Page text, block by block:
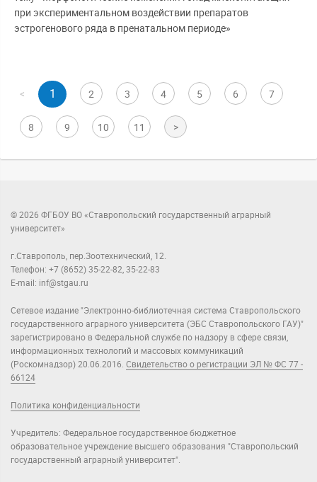
при экспериментальном воздействии препаратов
эстрогенового ряда в пренатальном периоде»
< 1 2 3 4 5 6 7
8 9 10 11 >
© 2026 ФГБОУ ВО «Ставропольский государственный аграрный
университет»
г.Ставрополь, пер.Зоотехнический, 12.
Телефон: +7 (8652) 35-22-82, 35-22-83
E-mail: inf@stgau.ru
Сетевое издание "Электронно-библиотечная система Ставропольского
государственного аграрного университета (ЭБС Ставропольского ГАУ)"
зарегистрировано в Федеральной службе по надзору в сфере связи,
информационных технологий и массовых коммуникаций
(Роскомнадзор) 20.06.2016. Свидетельство о регистрации ЭЛ № ФС 77 -
66124
Политика конфиденциальности
Учредитель: Федеральное государственное бюджетное
образовательное учреждение высшего образования "Ставропольский
государственный аграрный университет".